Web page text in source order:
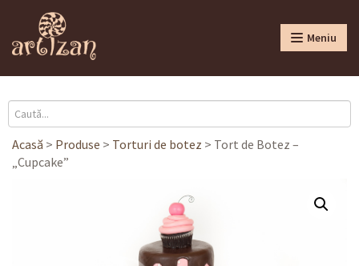
Meniu
Acasă > Produse > Torturi de botez > Tort de Botez –
„Cupcake”